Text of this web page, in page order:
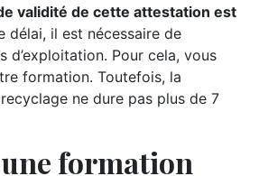
validité de cette attestation est
délai, il est nécessaire de
d’exploitation. Pour cela, vous
formation. Toutefois, la
ne dure pas plus de 7
formation